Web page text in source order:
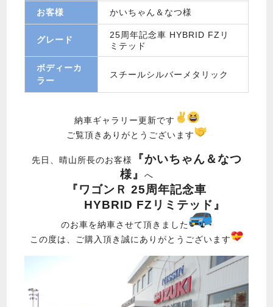
お客様 かいちゃん＆なつ様
グレード
25周年記念車 HYBRID FZリ
ミテッド
ボディーカ
ラー
スチールシルバーメタリック
納車ギャラリー更新です
ご覧頂きありがとうございます
先日、晴山所長のお客様
『かいちゃん＆なつ
様』
へ
『ワゴンＲ 25周年記念車
HYBRID FZリミテッド』
のお車を納車させて頂きました
この度は、ご購入頂き誠にありがとうございます